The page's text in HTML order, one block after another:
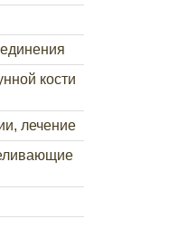
кости
лечение